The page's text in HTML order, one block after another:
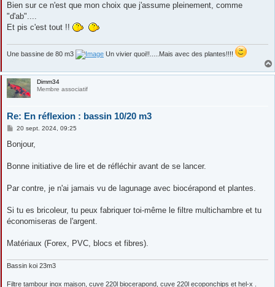
Bien sur ce n'est que mon choix que j'assume pleinement, comme
"d'ab"....
Et pis c'est tout !!
Une bassine de 80 m3 Un vivier quoi!!.....Mais avec des plantes!!!!
Dimm34
Membre associatif
Re: En réflexion : bassin 10/20 m3
M
s
g
20 sept. 2024, 09:25
Bonjour,
Bonne initiative de lire et de réfléchir avant de se lancer.
Par contre, je n'ai jamais vu de lagunage avec biocérapond et plantes.
Si tu es bricoleur, tu peux fabriquer toi-même le filtre multichambre et tu
économiseras de l'argent.
Matériaux (Forex, PVC, blocs et fibres).
Bassin koi 23m3
Filtre tambour inox maison, cuve 220l biocerapond, cuve 220l ecoponchips et hel-x .